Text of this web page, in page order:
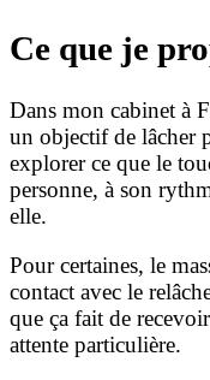
Ce que je
Dans mon cabinet à
un objectif de lâcher
explorer ce que le
personne, à son
elle.
Pour certaines, le
contact avec le
que ça fait de
attente particulière.